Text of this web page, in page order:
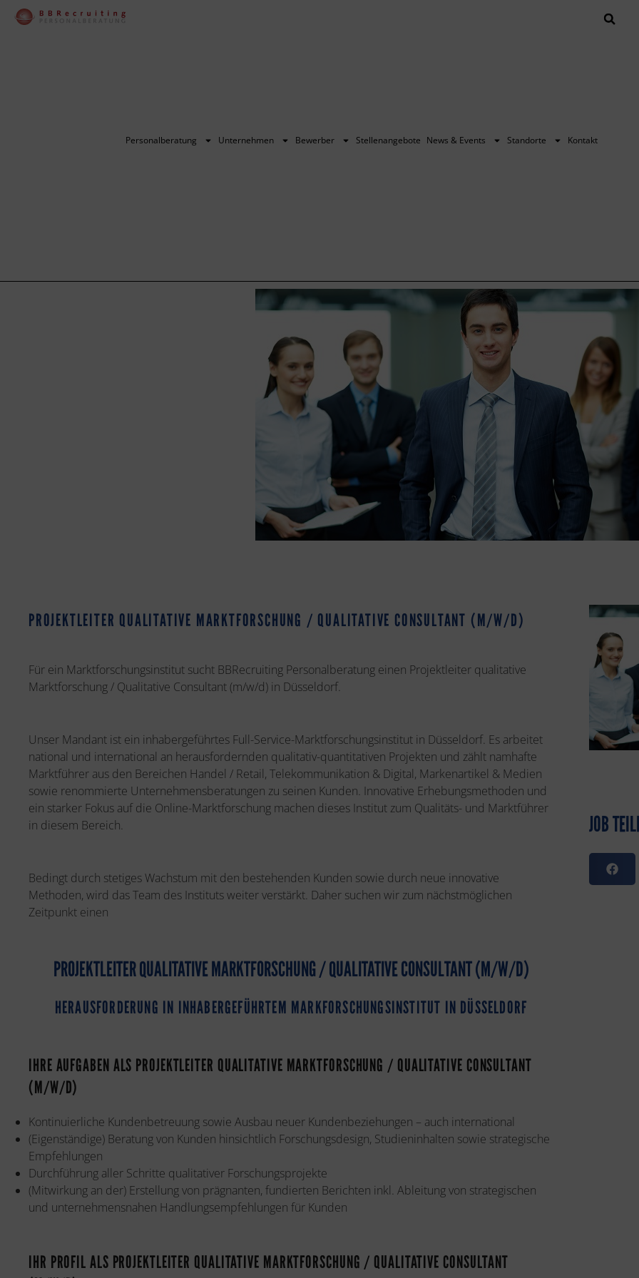
Personalberatung Unternehmen Bewerber Stellenangebote News & Events Standorte Kontakt
PROJEKTLEITER QUALITATIVE MARKTFORSCHUNG / QUALITATIVE CONSULTANT (M/W/D)
Für ein Marktforschungsinstitut sucht BBRecruiting Personalberatung einen Projektleiter qualitative
Marktforschung / Qualitative Consultant (m/w/d) in Düsseldorf.
Unser Mandant ist ein inhabergeführtes Full-Service-Marktforschungsinstitut in Düsseldorf. Es arbeitet
national und international an herausfordernden qualitativ-quantitativen Projekten und zählt namhafte
Marktführer aus den Bereichen Handel / Retail, Telekommunikation & Digital, Markenartikel & Medien
sowie renommierte Unternehmensberatungen zu seinen Kunden. Innovative Erhebungsmethoden und
ein starker Fokus auf die Online-Marktforschung machen dieses Institut zum Qualitäts- und Marktführer
in diesem Bereich.
Bedingt durch stetiges Wachstum mit den bestehenden Kunden sowie durch neue innovative
Methoden, wird das Team des Instituts weiter verstärkt. Daher suchen wir zum nächstmöglichen
Zeitpunkt einen
PROJEKTLEITER QUALITATIVE MARKTFORSCHUNG / QUALITATIVE CONSULTANT (M/W/D)
HERAUSFORDERUNG IN INHABERGEFÜHRTEM MARKFORSCHUNGSINSTITUT IN DÜSSELDORF
IHRE AUFGABEN ALS PROJEKTLEITER QUALITATIVE MARKTFORSCHUNG / QUALITATIVE CONSULTANT
(M/W/D)
Kontinuierliche Kundenbetreuung sowie Ausbau neuer Kundenbeziehungen – auch international
(Eigenständige) Beratung von Kunden hinsichtlich Forschungsdesign, Studieninhalten sowie strategische
Empfehlungen
Durchführung aller Schritte qualitativer Forschungsprojekte
(Mitwirkung an der) Erstellung von prägnanten, fundierten Berichten inkl. Ableitung von strategischen
und unternehmensnahen Handlungsempfehlungen für Kunden
IHR PROFIL ALS PROJEKTLEITER QUALITATIVE MARKTFORSCHUNG / QUALITATIVE CONSULTANT
JOB